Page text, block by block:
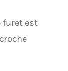
furet est